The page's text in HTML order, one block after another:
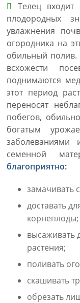
Телец
плодородных
увлажнения
огородника на
обильный полив.
всхожести
поднимаются
этот период
переносят
побегов,
богатым
семенной
благоприятно:
замачивать
доставать
корнеплоды;
высаживать
растения;
поливать
скашивать
обрезать